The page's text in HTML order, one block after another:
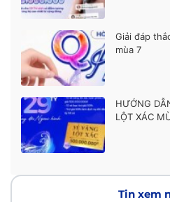
Giải đáp
mùa 7
HƯỚNG
LỘT XÁC
Tin xem